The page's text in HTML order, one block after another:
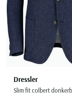
Dressler